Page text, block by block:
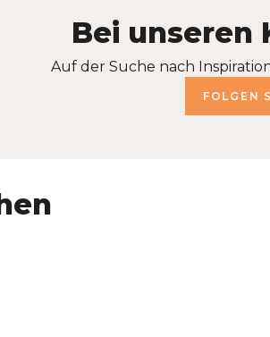
Bei unseren
Auf der Suche nach
FOLGEN